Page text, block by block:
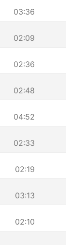
03:36
02:09
02:36
02:48
04:52
02:33
02:19
03:13
02:10